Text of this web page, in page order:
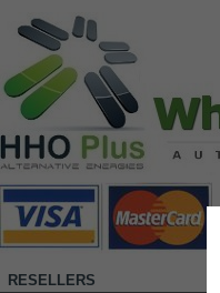
RESELLERS